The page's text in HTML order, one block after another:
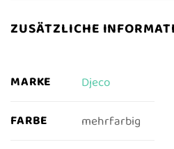
ZUSÄTZLICHE
MARKE Djeco
FARBE mehrfarbig